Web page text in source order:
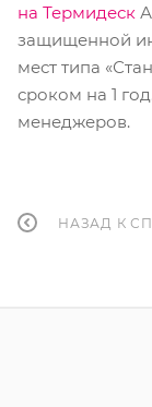
на Термидеск
защищенной
мест типа
сроком на 1
менеджеров.
НАЗАД К